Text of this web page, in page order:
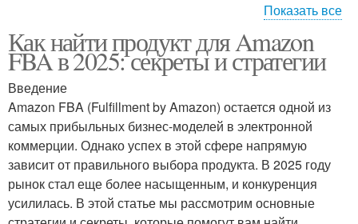
Неподходящий продукт
Конкурентоспособный
продукт
Продукт на
соответствие
Продукты перед
запуском
Показать все
Как найти продукт для Amazon
FBA в 2025: секреты и стратегии
Введение
Amazon FBA (Fulfillment by Amazon) остается одной из
самых прибыльных бизнес-моделей в электронной
коммерции. Однако успех в этой сфере напрямую
зависит от правильного выбора продукта. В 2025 году
рынок стал еще более насыщенным, и конкуренция
усилилась. В этой статье мы рассмотрим основные